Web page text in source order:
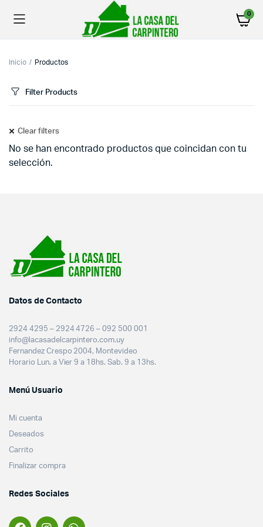
0
Inicio Productos
Filter Products
Clear filters
No se han encontrado productos que coincidan con tu
selección.
Datos de Contacto
2924 4295 – 2924 4726 – 092 500 001
info@lacasadelcarpintero.com.uy
Fernandez Crespo 2004, Montevideo
Horario Lun. a Vier 9 a 18hs. Sab. 9 a 13hs.
Menú Usuario
Mi cuenta
Deseados
Carrito
Finalizar compra
Redes Sociales